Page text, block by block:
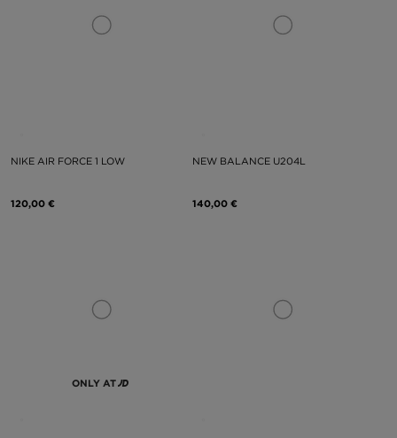
NIKE AIR FORCE 1 LOW
120,00 €
NEW BALANCE U204L
140,00 €
ONLY AT